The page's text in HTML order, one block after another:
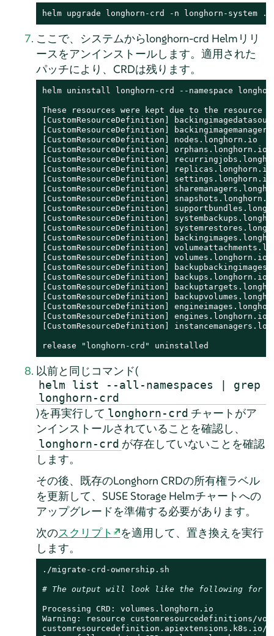
helm upgrade longhorn-crd -n longhorn-system ./
ここで、システムからlonghorn-crd Helmリリ
ースをアンインストールします。適用された
パッチにより、CRDは残ります。
helm uninstall longhorn-crd --namespace
These resources were kept due to the resource
[CustomResourceDefinition]
[CustomResourceDefinition]
[CustomResourceDefinition] nodes.longhorn.io
[CustomResourceDefinition] orphans.longhorn.io
[CustomResourceDefinition]
[CustomResourceDefinition] replicas.longhorn.io
[CustomResourceDefinition] settings.longhorn.io
[CustomResourceDefinition]
[CustomResourceDefinition]
[CustomResourceDefinition]
[CustomResourceDefinition]
[CustomResourceDefinition]
[CustomResourceDefinition]
[CustomResourceDefinition]
[CustomResourceDefinition] volumes.longhorn.io
[CustomResourceDefinition]
[CustomResourceDefinition] backups.longhorn.io
[CustomResourceDefinition]
[CustomResourceDefinition]
[CustomResourceDefinition]
[CustomResourceDefinition] engines.longhorn.io
[CustomResourceDefinition]
release "longhorn-crd" uninstalled
以前と同じコマンド(
helm list --all-namespaces | grep
longhorn-crd
)を再実行して longhorn-crd チャートがア
ンインストールされていることを確認し、
longhorn-crd が存在していないことを確認
します。
その後、既存のLonghorn CRDの所有権ラベル
を更新して、SUSE Storage Helmチャートへの
アップグレードを準備する必要があります。
次のスクリプト
を適用して、置き換えを実行
します。
./migrate-crd-ownership.sh
# The output will look like the following for
Processing CRD: volumes.longhorn.io
Warning: resource customresourcedefinitions/
customresourcedefinition.apiextensions.k8s.io/